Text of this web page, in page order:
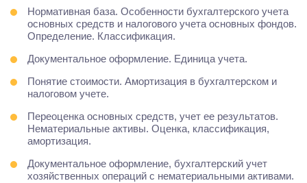
Нормативная база. Особенности бухгалтерского учета
основных средств и налогового учета основных фондов.
Определение. Классификация.
Документальное оформление. Единица учета.
Понятие стоимости. Амортизация в бухгалтерском и
налоговом учете.
Переоценка основных средств, учет ее результатов.
Нематериальные активы. Оценка, классификация,
амортизация.
Документальное оформление, бухгалтерский учет
хозяйственных операций с нематериальными активами.